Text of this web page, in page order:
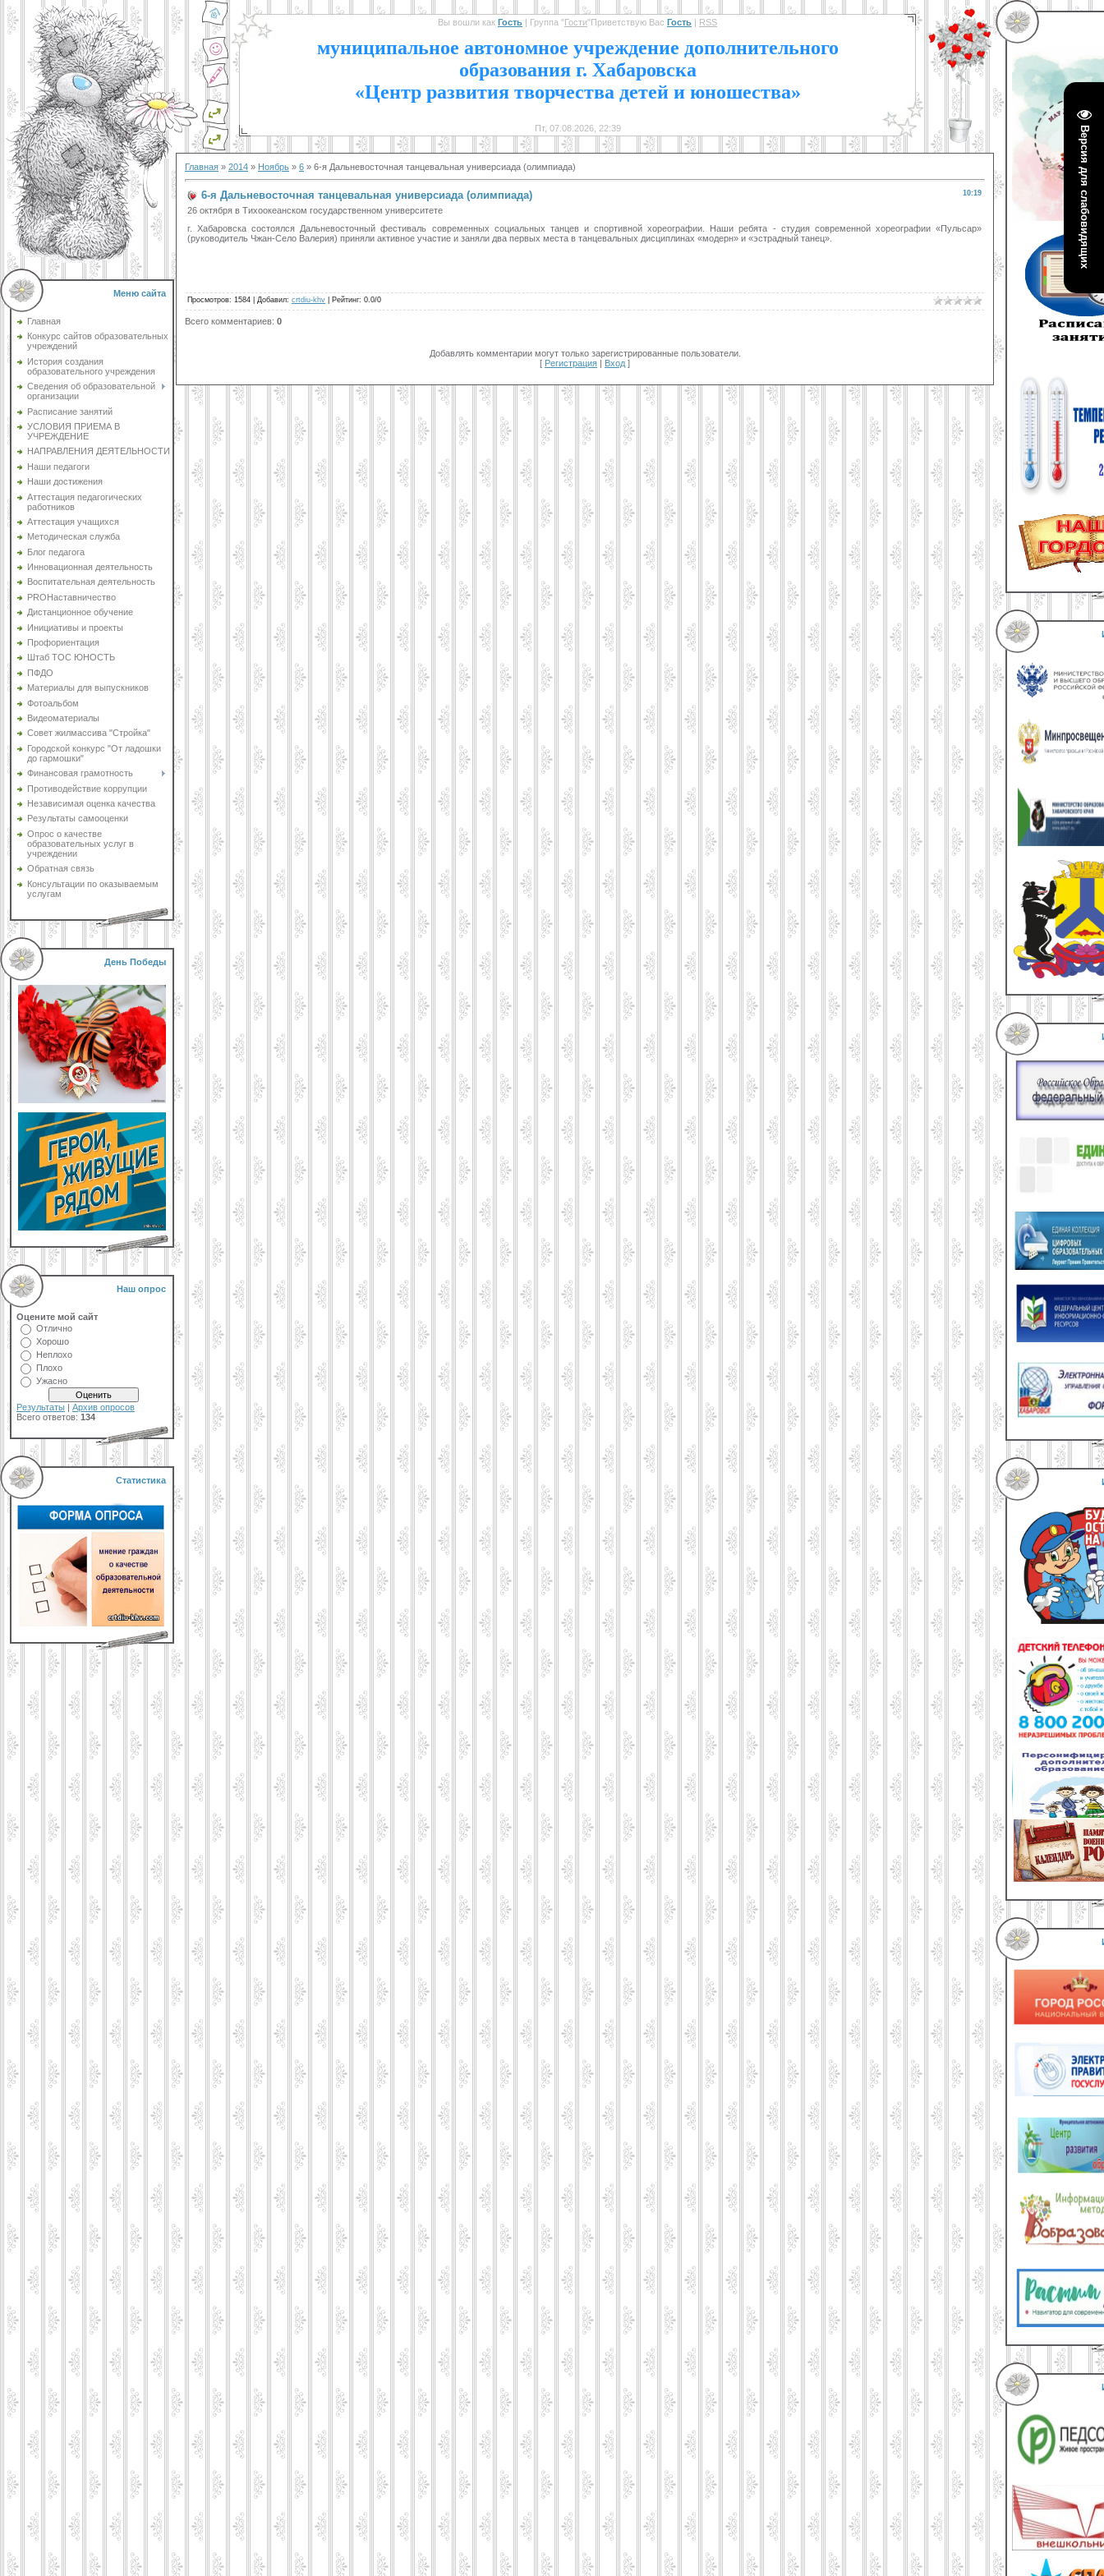
Версия для слабовидящих
Меню сайта
Главная
Конкурс сайтов образовательных
учреждений
История создания
образовательного учреждения
Сведения об образовательной
организации
Расписание занятий
УСЛОВИЯ ПРИЕМА В
УЧРЕЖДЕНИЕ
НАПРАВЛЕНИЯ ДЕЯТЕЛЬНОСТИ
Наши педагоги
Наши достижения
Аттестация педагогических
работников
Аттестация учащихся
Методическая служба
Блог педагога
Инновационная деятельность
Воспитательная деятельность
PROНаставничество
Дистанционное обучение
Инициативы и проекты
Профориентация
Штаб ТОС ЮНОСТЬ
ПФДО
Материалы для выпускников
Фотоальбом
Видеоматериалы
Совет жилмассива "Стройка"
Городской конкурс "От ладошки
до гармошки"
Финансовая грамотность
Противодействие коррупции
Независимая оценка качества
Результаты самооценки
Опрос о качестве
образовательных услуг в
учреждении
Обратная связь
Консультации по оказываемым
услугам
День Победы
Наш опрос
Оцените мой сайт
Отлично
Хорошо
Неплохо
Плохо
Ужасно
Результаты | Архив опросов
Всего ответов: 134
Статистика
Вы вошли как Гость | Группа "Гости"Приветствую Вас Гость | RSS
муниципальное автономное учреждение дополнительного
образования г. Хабаровска
«Центр развития творчества детей и юношества»
Пт, 07.08.2026, 22:39
Главная » 2014 » Ноябрь » 6 » 6-я Дальневосточная танцевальная универсиада (олимпиада)
10:19
6-я Дальневосточная танцевальная универсиада (олимпиада)
26 октября в Тихоокеанском государственном университете
г. Хабаровска состоялся Дальневосточный фестиваль современных социальных танцев и спортивной хореографии. Наши ребята - студия современной хореографии «Пульсар»
(руководитель Чжан-Село Валерия) приняли активное участие и заняли два первых места в танцевальных дисциплинах «модерн» и «эстрадный танец».
Просмотров: 1584 Добавил: crtdiu-khv Рейтинг: 0.0/0
Всего комментариев: 0
Добавлять комментарии могут только зарегистрированные пользователи.
[ Регистрация | Вход ]